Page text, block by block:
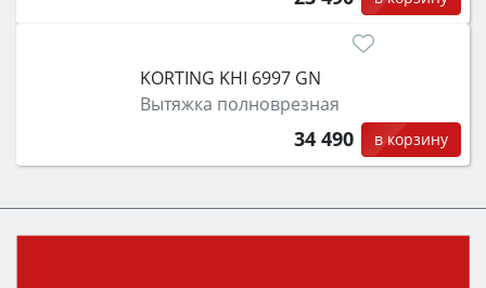
KORTING KHI 6997 GN
Вытяжка полноврезная
34 490 в корзину